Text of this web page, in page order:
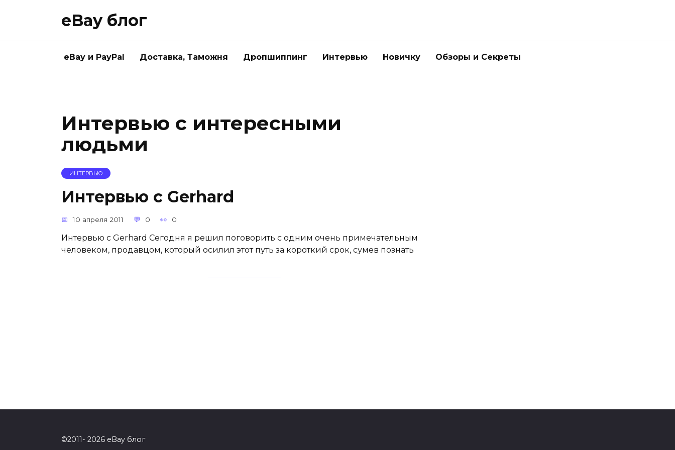
eBay блог
eBay и PayPal Доставка, Таможня Дропшиппинг Интервью Новичку Обзоры и Секреты
Интервью с интересными
людьми
ИНТЕРВЬЮ
Интервью с Gerhard
10 апреля 2011 0 0
Интервью с Gerhard Сегодня я решил поговорить с одним очень примечательным
человеком, продавцом, который осилил этот путь за короткий срок, сумев познать
©2011- 2026 eBay блог